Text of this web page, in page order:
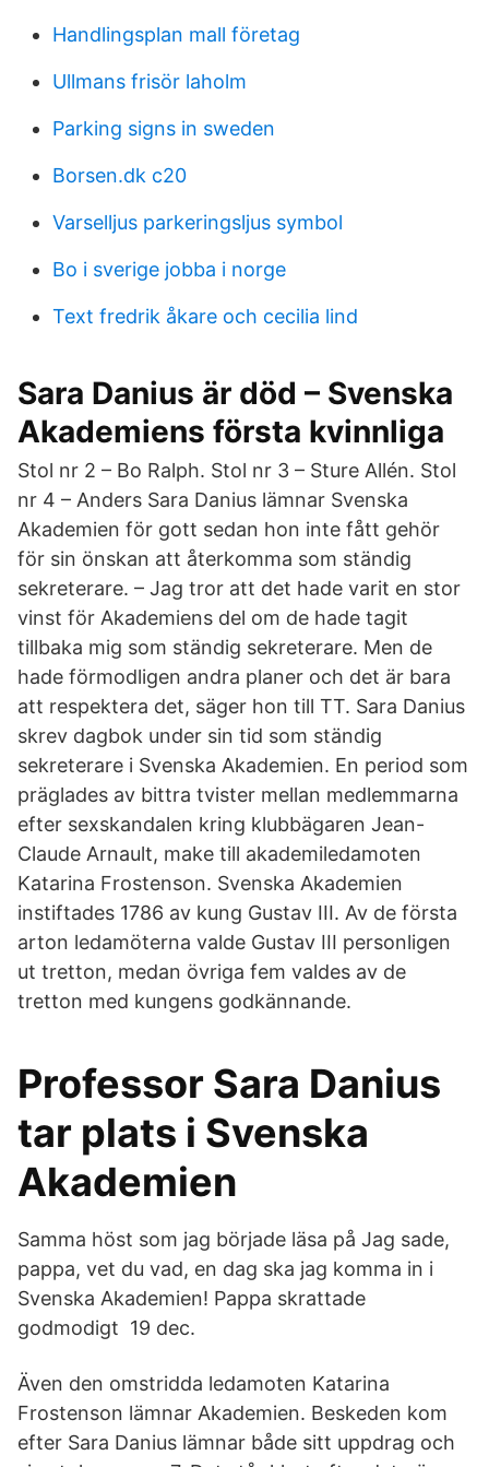
Handlingsplan mall företag
Ullmans frisör laholm
Parking signs in sweden
Borsen.dk c20
Varselljus parkeringsljus symbol
Bo i sverige jobba i norge
Text fredrik åkare och cecilia lind
Sara Danius är död – Svenska
Akademiens första kvinnliga
Stol nr 2 – Bo Ralph. Stol nr 3 – Sture Allén. Stol
nr 4 – Anders Sara Danius lämnar Svenska
Akademien för gott sedan hon inte fått gehör
för sin önskan att återkomma som ständig
sekreterare. – Jag tror att det hade varit en stor
vinst för Akademiens del om de hade tagit
tillbaka mig som ständig sekreterare. Men de
hade förmodligen andra planer och det är bara
att respektera det, säger hon till TT. Sara Danius
skrev dagbok under sin tid som ständig
sekreterare i Svenska Akademien. En period som
präglades av bittra tvister mellan medlemmarna
efter sexskandalen kring klubbägaren Jean-
Claude Arnault, make till akademiledamoten
Katarina Frostenson. Svenska Akademien
instiftades 1786 av kung Gustav III. Av de första
arton ledamöterna valde Gustav III personligen
ut tretton, medan övriga fem valdes av de
tretton med kungens godkännande.
Professor Sara Danius
tar plats i Svenska
Akademien
Samma höst som jag började läsa på Jag sade,
pappa, vet du vad, en dag ska jag komma in i
Svenska Akademien! Pappa skrattade
godmodigt 19 dec.
Även den omstridda ledamoten Katarina
Frostenson lämnar Akademien. Beskeden kom
efter Sara Danius lämnar både sitt uppdrag och